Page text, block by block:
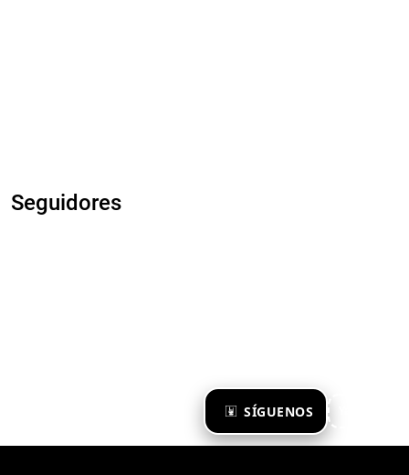
SÍGUENOS
Seguidores